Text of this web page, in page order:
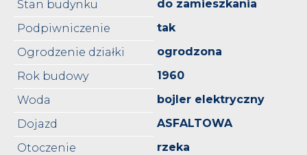
Stan budynku
do zamieszkania
Podpiwniczenie
tak
Ogrodzenie działki
ogrodzona
Rok budowy
1960
Woda
bojler elektryczny
Dojazd
ASFALTOWA
Otoczenie
rzeka